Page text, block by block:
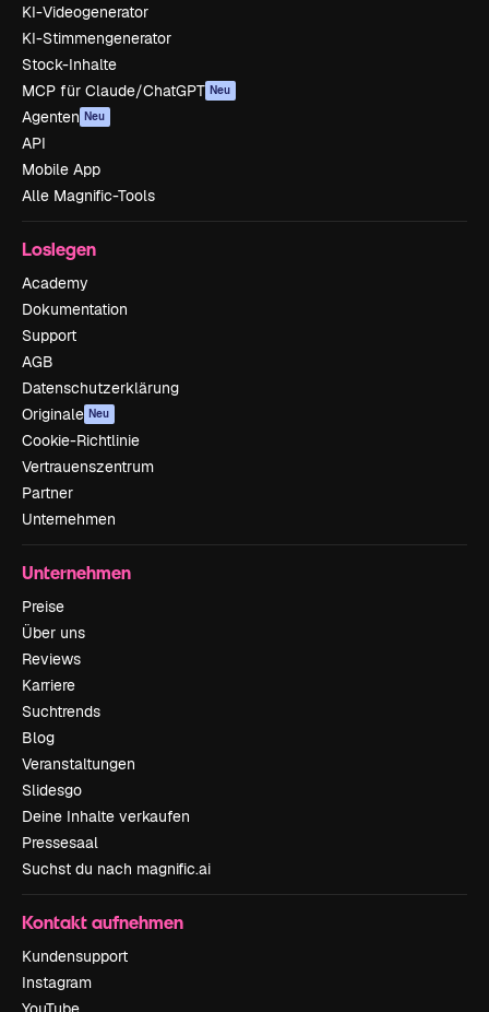
KI-Videogenerator
KI-Stimmengenerator
Stock-Inhalte
MCP für Claude/ChatGPT Neu
Agenten Neu
API
Mobile App
Alle Magnific-Tools
Loslegen
Academy
Dokumentation
Support
AGB
Datenschutzerklärung
Originale Neu
Cookie-Richtlinie
Vertrauenszentrum
Partner
Unternehmen
Unternehmen
Preise
Über uns
Reviews
Karriere
Suchtrends
Blog
Veranstaltungen
Slidesgo
Deine Inhalte verkaufen
Pressesaal
Suchst du nach magnific.ai
Kontakt aufnehmen
Kundensupport
Instagram